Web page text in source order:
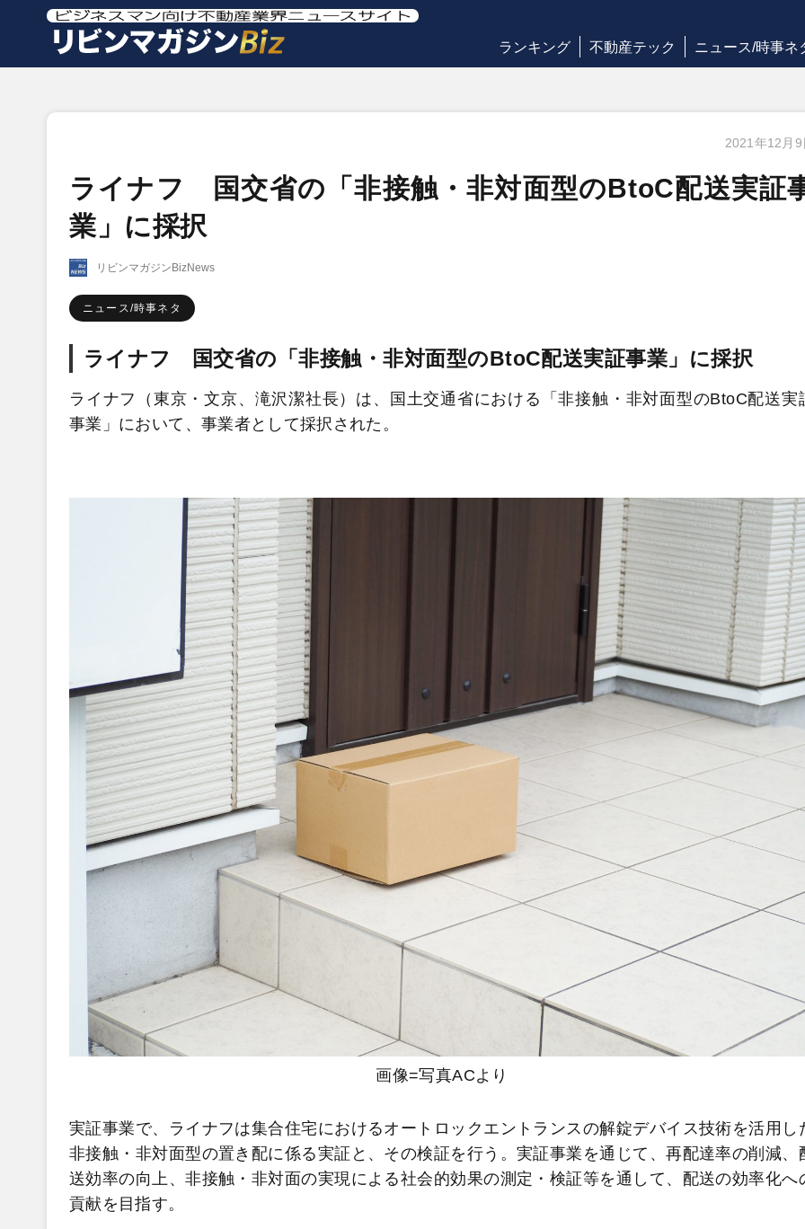
ランキング 不動産テック ニュース/時事ネ
2021年12月9
ライナフ 国交省の「非接触・非対面型のBtoC配送実証
業」に採択
リビンマガジンBizNews
ニュース/時事ネタ
ライナフ 国交省の「非接触・非対面型のBtoC配送実証事業」に採択
ライナフ（東京・文京、滝沢潔社長）は、国土交通省における「非接触・非対面型のBtoC配送実
事業」において、事業者として採択された。
画像=写真ACより
実証事業で、ライナフは集合住宅におけるオートロックエントランスの解錠デバイス技術を活用し
非接触・非対面型の置き配に係る実証と、その検証を行う。実証事業を通じて、再配達率の削減、
送効率の向上、非接触・非対面の実現による社会的効果の測定・検証等を通して、配送の効率化へ
貢献を目指す。